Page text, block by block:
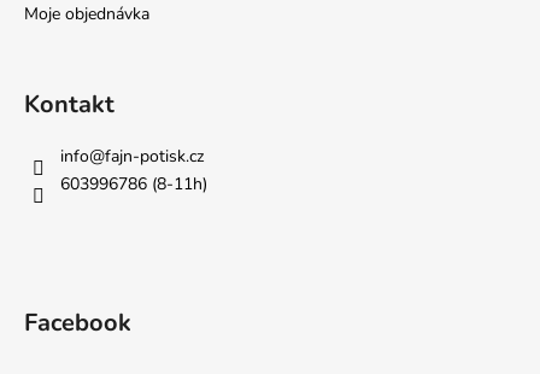
Moje objednávka
Kontakt
info@fajn-potisk.cz
603996786 (8-11h)
Facebook